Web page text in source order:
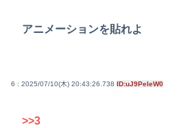
アニメーションを貼れよ
6 : 2025/07/10(木) 20:43:26.738 ID:uJ9PeIeW0
>>3